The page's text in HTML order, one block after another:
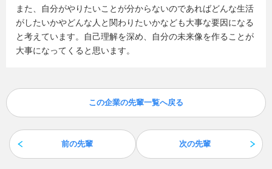
また、自分がやりたいことが分からないのであればどんな生活
がしたいかやどんな人と関わりたいかなども大事な要因になる
と考えています。自己理解を深め、自分の未来像を作ることが
大事になってくると思います。
前の先輩
この企業の先輩一覧へ戻る
次の先輩